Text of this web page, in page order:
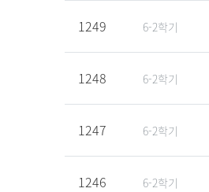
1249 6-2학기
1248 6-2학기
1247 6-2학기
1246 6-2학기